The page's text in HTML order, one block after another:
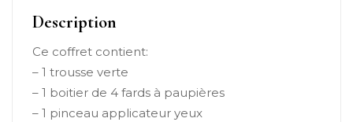
Description
Ce coffret contient:
– 1 trousse verte
– 1 boitier de 4 fards à paupières
– 1 pinceau applicateur yeux